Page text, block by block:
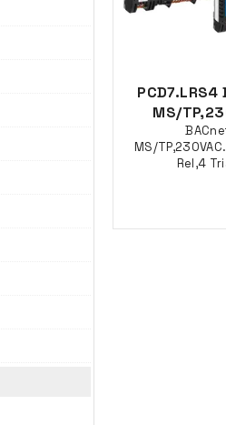
PCD7.LRS4
MS/
MS/
Rel,4